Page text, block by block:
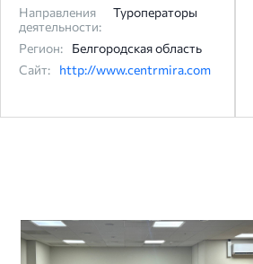
Направления
деятельности:
Туроператоры
Регион:
Белгородская область
Сайт:
http://www.centrmira.com